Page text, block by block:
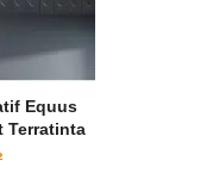
Equus
Terratinta